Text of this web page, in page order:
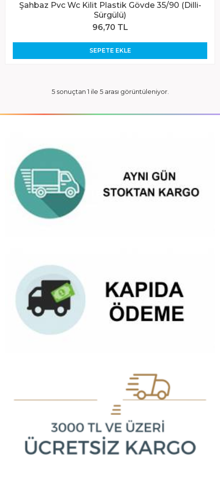
Şahbaz Pvc Wc Kilit Plastik Gövde 35/90 (Dilli-
Sürgülü)
96,70 TL
SEPETE EKLE
5 sonuçtan 1 ile 5 arası görüntüleniyor.